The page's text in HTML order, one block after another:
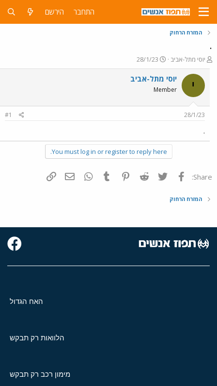
התחבר הירשם
המזרח הרחוק
.
פ
ו
ת
ח
ה
ש
יוסי מתל-אביב
פ
ו
ר
ם
ך
28/1/23
י יוסי מתל-אביב
Member
28/1/23
#1
.
You must log in or register to reply here.
Share: פייסבוק Twitter
Reddit
Pinterest
Tumblr
WhatsAppדואר אלקטרוני
המזרח הרחוק
האח הגדול
הלוואות רק תבקש
מימון רכב רק תבקש